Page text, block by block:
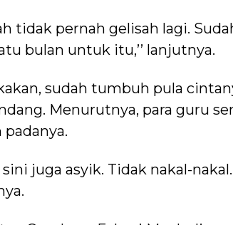
tidak pernah gelisah lagi.
bulan untuk itu,’’ lanjutnya.
sudah tumbuh pula
Menurutnya, para guru
sini juga asyik. Tidak nakal-